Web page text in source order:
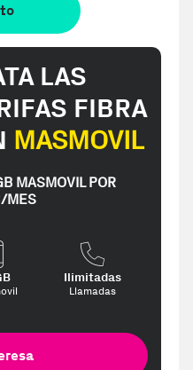
LAS
FIBRA
MASMOVIL
MASMOVIL POR
MES
Ilimitadas
Llamadas